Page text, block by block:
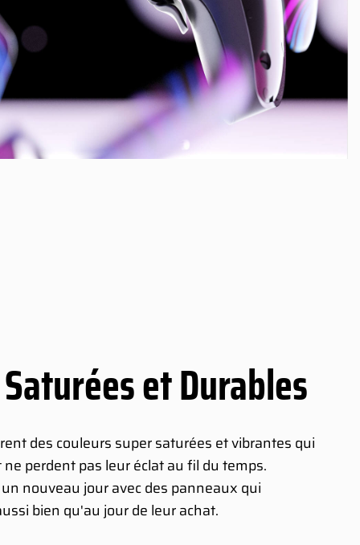
et Durables
des couleurs super saturées et vibrantes qui
perdent pas leur éclat au fil du temps.
nouveau jour avec des panneaux qui
bien qu'au jour de leur achat.